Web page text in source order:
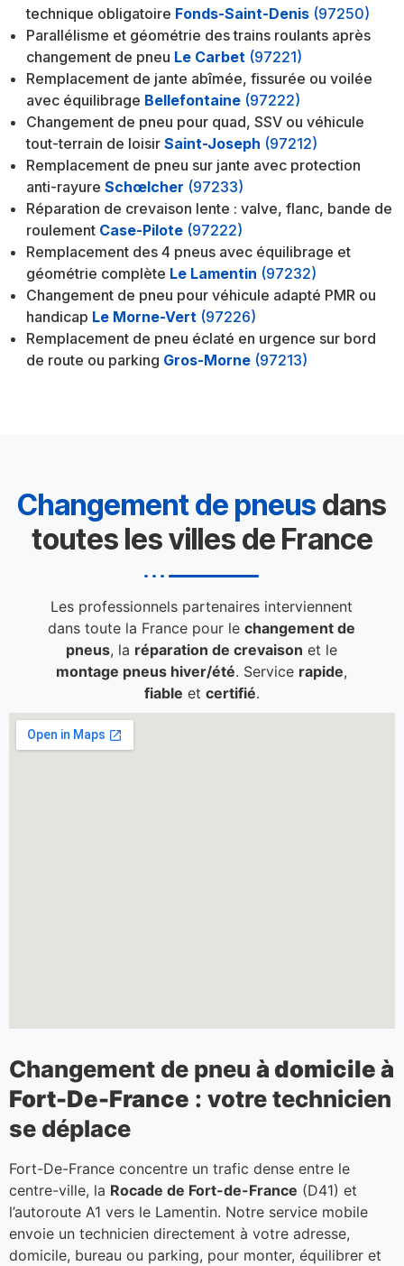
technique obligatoire Fonds-Saint-Denis (97250)
Parallélisme et géométrie des trains roulants après
changement de pneu Le Carbet (97221)
Remplacement de jante abîmée, fissurée ou voilée
avec équilibrage Bellefontaine (97222)
Changement de pneu pour quad, SSV ou véhicule
tout-terrain de loisir Saint-Joseph (97212)
Remplacement de pneu sur jante avec protection
anti-rayure Schœlcher (97233)
Réparation de crevaison lente : valve, flanc, bande de
roulement Case-Pilote (97222)
Remplacement des 4 pneus avec équilibrage et
géométrie complète Le Lamentin (97232)
Changement de pneu pour véhicule adapté PMR ou
handicap Le Morne-Vert (97226)
Remplacement de pneu éclaté en urgence sur bord
de route ou parking Gros-Morne (97213)
Changement de pneus dans
toutes les villes de France
Les professionnels partenaires interviennent
dans toute la France pour lechangement de
pneus, la réparation de crevaison et le
montage pneus hiver/été. Service rapide,
fiable et certifié.
Changement de pneu à domicile à
Fort-De-France : votre technicien
se déplace
Fort-De-France concentre un trafic dense entre le
centre-ville, la Rocade de Fort-de-France (D41) et
l’autoroute A1 vers le Lamentin. Notre service mobile
envoie un technicien directement à votre adresse,
domicile, bureau ou parking, pour monter, équilibrer et